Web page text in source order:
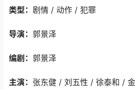
类型： 剧情 / 动作 / 犯罪
导演： 郭景泽
编剧： 郭景泽
主演： 张东健 / 刘五性 / 徐泰和 /